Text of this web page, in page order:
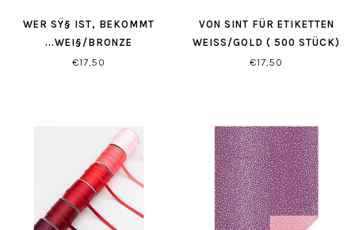
WER SŸ§ IST, BEKOMMT
...WEI§/BRONZE
€17,50
VON SINT FÜR ETIKETTEN
WEISS/GOLD ( 500 STÜCK)
€17,50